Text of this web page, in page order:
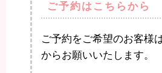
ご予約はこちらから
ご予約をご希望のお客様
からお願いいたします。